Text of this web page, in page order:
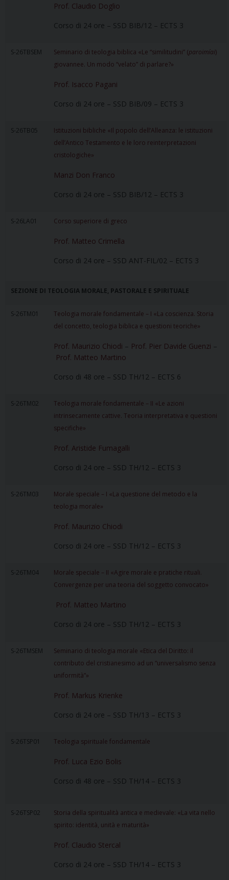
Prof. Claudio Doglio
Corso di 24 ore – SSD BIB/12 – ECTS 3
S-26TBSEM Seminario di teologia biblica «Le “similitudini” (paroimíai)
giovannee. Un modo “velato” di parlare?»
Prof. Isacco Pagani
Corso di 24 ore – SSD BIB/09 – ECTS 3
S-26TB05
Istituzioni bibliche «Il popolo dell’Alleanza: le istituzioni
dell’Antico Testamento e le loro reinterpretazioni
cristologiche»
Manzi Don Franco
Corso di 24 ore – SSD BIB/12 – ECTS 3
S-26LA01 Corso superiore di greco
Prof. Matteo Crimella
Corso di 24 ore – SSD ANT-FIL/02 – ECTS 3
SEZIONE DI TEOLOGIA MORALE, PASTORALE E SPIRITUALE
S-26TM01
Teologia morale fondamentale – I «La coscienza. Storia
del concetto, teologia biblica e questioni teoriche»
Prof. Maurizio Chiodi – Prof. Pier Davide Guenzi –
Prof. Matteo Martino
Corso di 48 ore – SSD TH/12 – ECTS 6
S-26TM02
Teologia morale fondamentale – II «Le azioni
intrinsecamente cattive. Teoria interpretativa e questioni
specifiche»
Prof. Aristide Fumagalli
Corso di 24 ore – SSD TH/12 – ECTS 3
S-26TM03
Morale speciale – I «La questione del metodo e la
teologia morale»
Prof. Maurizio Chiodi
Corso di 24 ore – SSD TH/12 – ECTS 3
S-26TM04
Morale speciale – II «Agire morale e pratiche rituali.
Convergenze per una teoria del soggetto convocato»
Prof. Matteo Martino
Corso di 24 ore – SSD TH/12 – ECTS 3
S-26TMSEM
Seminario di teologia morale «Etica del Diritto: il
contributo del cristianesimo ad un “universalismo senza
uniformità”»
Prof. Markus Krienke
Corso di 24 ore – SSD TH/13 – ECTS 3
S-26TSP01 Teologia spirituale fondamentale
Prof. Luca Ezio Bolis
Corso di 48 ore – SSD TH/14 – ECTS 3
S-26TSP02
Storia della spiritualità antica e medievale: «La vita nello
spirito: identità, unità e maturità»
Prof. Claudio Stercal
Corso di 24 ore – SSD TH/14 – ECTS 3